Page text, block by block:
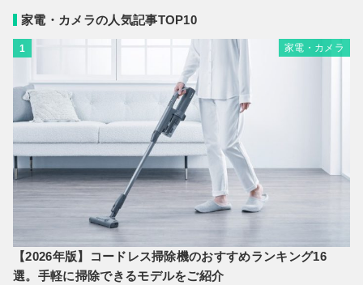
家電・カメラの人気記事TOP10
1 家電・カメラ
【2026年版】コードレス掃除機のおすすめランキング16
選。手軽に掃除できるモデルをご紹介